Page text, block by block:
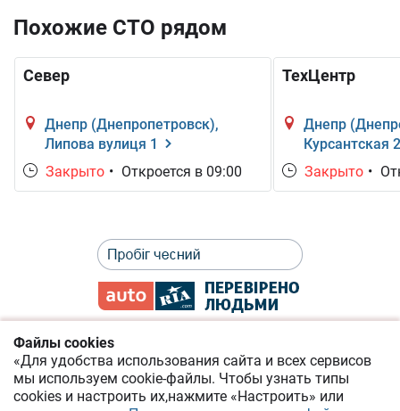
Похожие СТО рядом
Север
Днепр (Днепропетровск),
Липова вулиця 1
Закрыто • Откроется в 09:00
ТехЦентр
Днепр
Курсантская
Закрыто •
Политика приватности
Файлы cookies
«Для удобства использования сайта и всех сервисов
мы используем cookie-файлы. Чтобы узнать типы
cookies и настроить их,нажмите «Настроить» или